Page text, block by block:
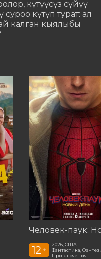
күтүүсүз сүйүү
күтүп турат: ал
калган кыялыбы
12 +
2026, США
Фантастика,
Приключения